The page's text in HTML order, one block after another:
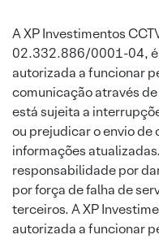
A XP Investimentos
02.332.886/0001-04, é
autorizada a funcionar
comunicação através
está sujeita a
ou prejudicar o envio de
informações
responsabilidade por
por força de falha de
terceiros. A XP
autorizada a funcionar